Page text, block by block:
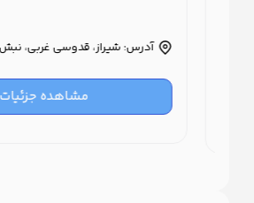
آدرس: شیراز، قدوسی غربی، نبش کوچه 8
مشاهده جزئیات